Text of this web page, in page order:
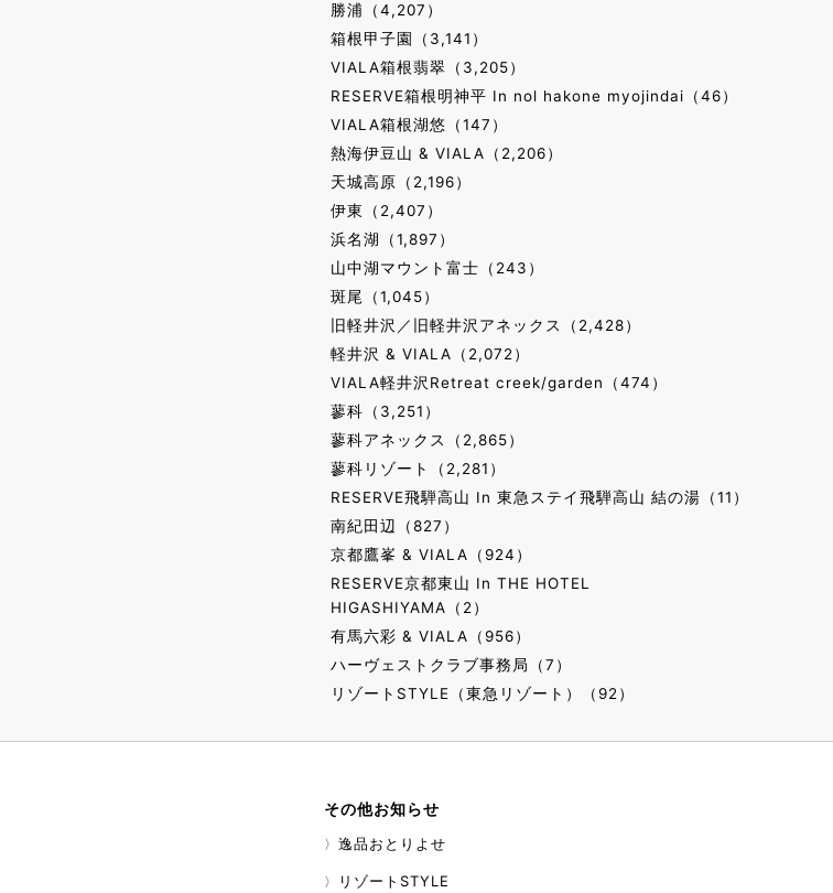
勝浦（4,207）
箱根甲子園（3,141）
VIALA箱根翡翠（3,205）
RESERVE箱根明神平 In nol hakone myojindai（46）
VIALA箱根湖悠（147）
熱海伊豆山 & VIALA（2,206）
天城高原（2,196）
伊東（2,407）
浜名湖（1,897）
山中湖マウント富士（243）
斑尾（1,045）
旧軽井沢／旧軽井沢アネックス（2,428）
軽井沢 & VIALA（2,072）
VIALA軽井沢Retreat creek/garden（474）
蓼科（3,251）
蓼科アネックス（2,865）
蓼科リゾート（2,281）
RESERVE飛騨高山 In 東急ステイ飛騨高山 結の湯（11）
南紀田辺（827）
京都鷹峯 & VIALA（924）
RESERVE京都東山 In THE HOTEL
HIGASHIYAMA（2）
有馬六彩 & VIALA（956）
ハーヴェストクラブ事務局（7）
リゾートSTYLE（東急リゾート）（92）
その他お知らせ
逸品おとりよせ
リゾートSTYLE